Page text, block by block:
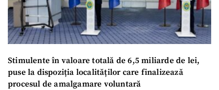
Stimulente în valoare totală de 6,5 miliarde de lei,
puse la dispoziția localităților care finalizează
procesul de amalgamare voluntară